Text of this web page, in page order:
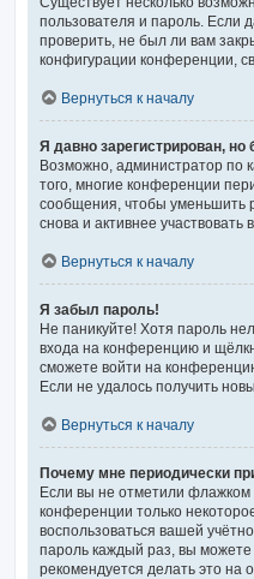
пользователя и пароль. Если
проверить, не был ли вам
конфигурации конференции,
Вернуться к началу
Я давно зарегистрирован, но
Возможно, администратор по
того, многие конференции
сообщения, чтобы уменьшить
снова и активнее участвовать
Вернуться к началу
Я забыл пароль!
Не паникуйте! Хотя пароль
входа на конференцию и
сможете войти на
Если не удалось получить
Вернуться к началу
Почему мне периодически
Если вы не отметили флажком
конференции только
воспользоваться вашей
пароль каждый раз, вы
рекомендуется делать это на